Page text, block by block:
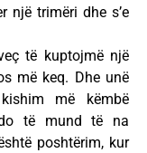
një trimëri dhe s’e
të kuptojmë një
më keq. Dhe unë
më këmbë
do të mund të na
poshtërim, kur